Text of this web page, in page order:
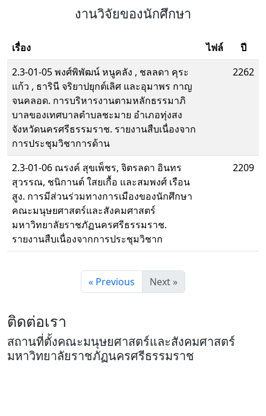
งานวิจัยของนักศึกษา
เรื่อง ไฟล์
ปี
2.3-01-05 พงศ์พิพัฒน์ หนูคลัง , ชลลดา คุระ
แก้ว , ธารินี จริยาปยุกต์เลิศ และอุมาพร กาญ
จนคลอด. การบริหารงานตามหลักธรรมาภิ
บาลของเทศบาลตำบลชะมาย อำเภอทุ่งสง
จังหวัดนครศรีธรรมราช. รายงานสืบเนื่องจาก
การประชุมวิชาการด้าน
2262
2.3-01-06 ณรงค์ สุขเพ็ชร, จิตรลดา อินทร
สุวรรณ, ชนิกานต์ ใสยเกื้อ และสมพงศ์ เรือน
สูง. การมีส่วนร่วมทางการเมืองของนักศึกษา
คณะมนุษยศาสตร์และสังคมศาสตร์
มหาวิทยาลัยราชภัฏนครศรีธรรมราช.
รายงานสืบเนื่องจากการประชุมวิชาก
2209
« Previous Next »
ติดต่อเรา
สถานที่ตั้งคณะมนุษยศาสตร์และสังคมศาสตร์
มหาวิทยาลัยราชภัฏนครศรีธรรมราช